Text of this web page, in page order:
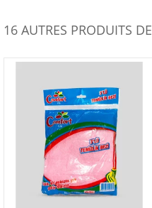
16 AUTRES PRODUITS